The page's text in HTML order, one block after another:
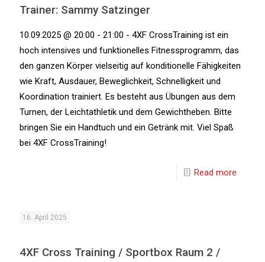
Trainer: Sammy Satzinger
10.09.2025 @ 20:00 - 21:00 - 4XF CrossTraining ist ein
hoch intensives und funktionelles Fitnessprogramm, das
den ganzen Körper vielseitig auf konditionelle Fähigkeiten
wie Kraft, Ausdauer, Beweglichkeit, Schnelligkeit und
Koordination trainiert. Es besteht aus Übungen aus dem
Turnen, der Leichtathletik und dem Gewichtheben. Bitte
bringen Sie ein Handtuch und ein Getränk mit. Viel Spaß
bei 4XF CrossTraining!
Read more
16. April 2025
4XF Cross Training / Sportbox Raum 2 /